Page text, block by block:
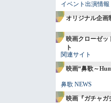
イベント出演情報
オリジナル企画
映画クローゼッ
ト
関連サイト
映画“鼻歌～
鼻歌 NEWS
映画『ガチャガ